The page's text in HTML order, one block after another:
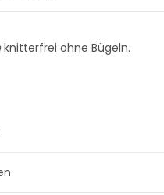
knitterfrei ohne Bügeln.